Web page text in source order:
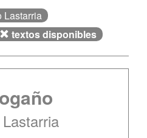
Lastarria
textos disponibles